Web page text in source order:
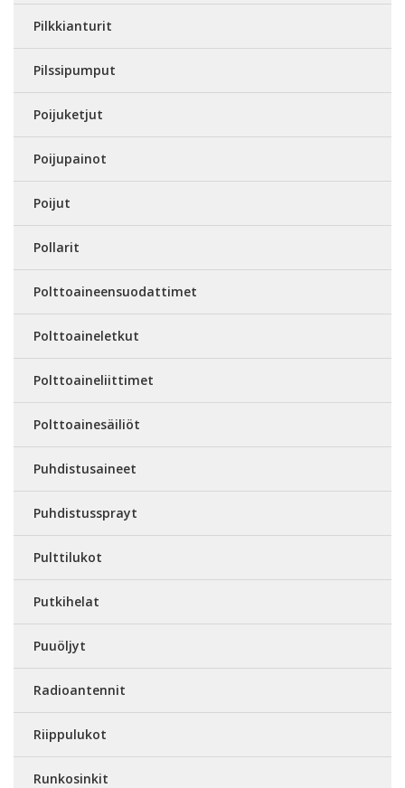
Pilkkianturit
Pilssipumput
Poijuketjut
Poijupainot
Poijut
Pollarit
Polttoaineensuodattimet
Polttoaineletkut
Polttoaineliittimet
Polttoainesäiliöt
Puhdistusaineet
Puhdistussprayt
Pulttilukot
Putkihelat
Puuöljyt
Radioantennit
Riippulukot
Runkosinkit